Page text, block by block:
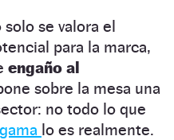
se valora el
para la marca,
engaño al
sobre la mesa una
no todo lo que
lo es realmente.